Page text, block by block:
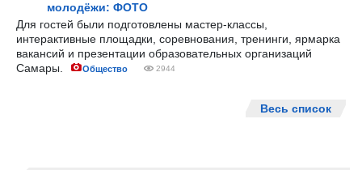
молодёжи: ФОТО
Для гостей были подготовлены мастер-классы,
интерактивные площадки, соревнования, тренинги, ярмарка
вакансий и презентации образовательных организаций
Самары.
Общество 2944
Весь список